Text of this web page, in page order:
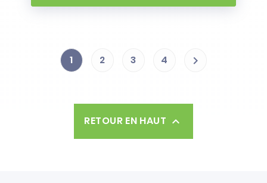
1 2 3 4 
RETOUR EN HAUT 